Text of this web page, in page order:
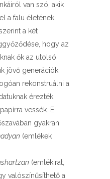
van szó, akik
a falu életének
a két
hogy az
ők az utolsó
jövő generációk
rekonstruálni a
érezték,
vessék. E
gyakran
(emlékek
(emlékirat,
valószínűsíthető a